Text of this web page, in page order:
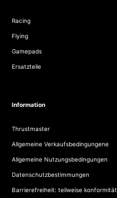
Racing
Flying
Gamepads
Ersatzteile
Information
Thrustmaster
Allgemeine Verkaufsbedingungene
Allgemeine Nutzungsbedingungen
Datenschutzbestimmungen
Barrierefreiheit: teilweise konformität